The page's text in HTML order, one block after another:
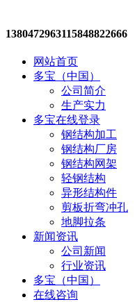
1380472963115848822666
网站首页
多宝（中国）
公司简介
生产实力
多宝在线登录
钢结构加工
钢结构厂房
钢结构网架
轻钢结构
异形结构件
剪板折弯冲孔
地脚拉条
新闻资讯
公司新闻
行业资讯
多宝（中国）
在线咨询